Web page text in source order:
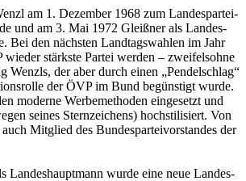
am 1. De­zem­ber 1968 zum Lan­des­par­tei­
und am 3. Mai 1972 Gleiß­ner als Lan­des­
Bei den nächs­ten Land­tags­wah­len im Jahr
stärks­te Par­tei wer­den – zwei­fels­oh­ne
Wenzls, der aber durch einen „Pen­del­schlag“
der ÖVP im Bund be­güns­tigt wurde.
mo­der­ne Wer­be­me­tho­den ein­ge­setzt und
sei­nes Stern­zei­chens) hoch­sti­li­siert. Von
Mit­glied des Bun­des­par­tei­vor­stan­des der
Lan­des­haupt­mann wurde eine neue Lan­des­